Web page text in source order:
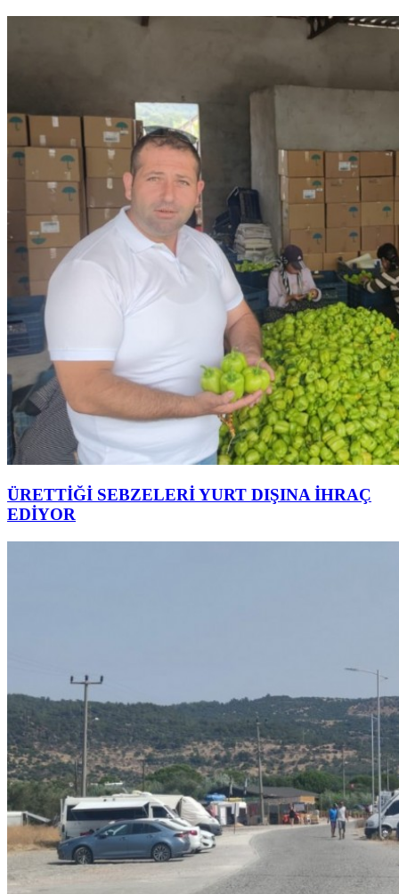
ÜRETTİĞİ SEBZELERİ YURT DIŞINA İHRAÇ
EDİYOR